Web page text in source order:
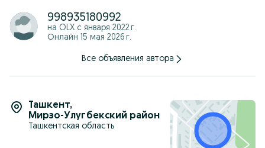
998935180992
на OLX с января 2022 г.
Онлайн 15 мая 2026 г.
Все объявления автора
Ташкент,
Мирзо-Улугбекский район
Ташкентская область